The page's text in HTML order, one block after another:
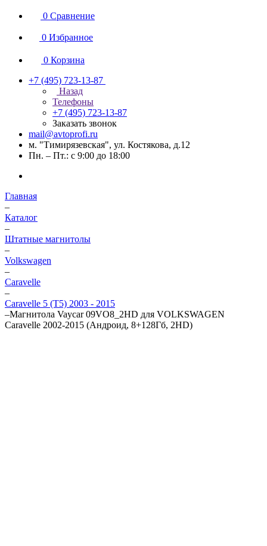
0 Сравнение
0 Избранное
0 Корзина
+7 (495) 723-13-87
Назад
Телефоны
+7 (495) 723-13-87
Заказать звонок
mail@avtoprofi.ru
м. "Тимирязевская", ул. Костякова, д.12
Пн. – Пт.: с 9:00 до 18:00
Главная
–
Каталог
–
Штатные магнитолы
–
Volkswagen
–
Caravelle
–
Caravelle 5 (T5) 2003 - 2015
–Магнитола Vaycar 09VO8_2HD для VOLKSWAGEN
Caravelle 2002-2015 (Андроид, 8+128Гб, 2HD)